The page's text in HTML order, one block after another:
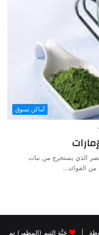
أماكن تسوق
الذي يستخرج من نبات
من الفوائد…
جَنَّة الثيم (المظهر) تم